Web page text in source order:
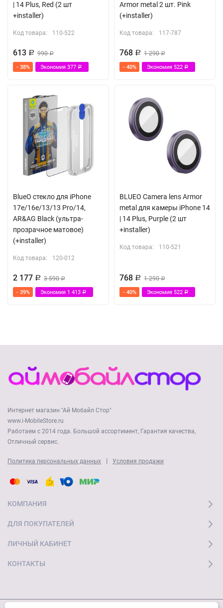
| 14 Plus, Red (2 шт
+installer)
Код товара: 110-522
613 Р 990Р
- 38% Экономия 377 Р
Armor metal 2 шт. Pink
(+installer)
Код товара: 117-787
768 Р 1 290Р
- 40% Экономия 522 Р
BlueO стекло для iPhone
17e/16e/13/13 Pro/14,
AR&AG Black (ультра-
прозрачное матовое)
(+installer)
Код товара: 120-012
2 177 Р 3 590Р
- 39% Экономия 1 413 Р
BLUEO Camera lens Armor
metal для камеры iPhone 14
| 14 Plus, Purple (2 шт
+installer)
Код товара: 110-521
768 Р 1 290Р
- 40% Экономия 522 Р
Интернет магазин "Ай Мобайл Стор"
www.i-MobileStore.ru
Работаем с 2014 года. Большой ассортимент, Гарантия качества,
Отличный сервис.
Политика персональных данных | Условия продажи
КОМПАНИЯ
ДЛЯ ПОКУПАТЕЛЕЙ
ЛИЧНЫЙ КАБИНЕТ
КОНТАКТЫ